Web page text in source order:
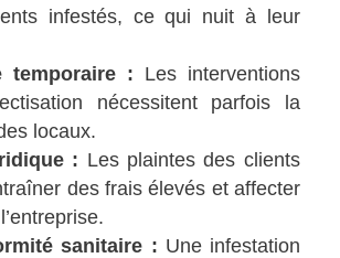
infestés, ce qui nuit à leur
temporaire : Les interventions
nécessitent parfois la
locaux.
: Les plaintes des clients
des frais élevés et affecter
sanitaire : Une infestation